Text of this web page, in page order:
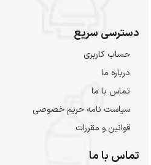
دسترسی سریع
حساب کاربری
درباره ما
تماس با ما
سیاست نامه حریم خصوصی
قوانین و مقررات
تماس با ما